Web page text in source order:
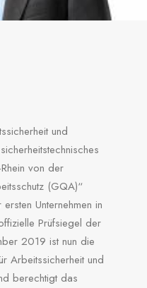
und
von der
(GQA)“
Unternehmen in
Prüfsiegel der
2019 ist nun die
Arbeitssicherheit und
berechtigt das